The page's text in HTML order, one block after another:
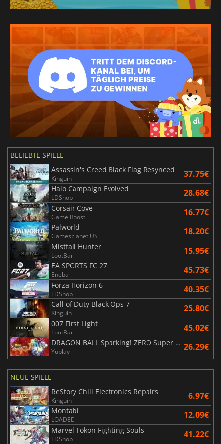
BELIEBTE SPIELE
Assassin's Creed Black Flag Resynced
Kinguin 37.75€
Halo Campaign Evolved
LDShop 28.68€
Corsair Cove
Game Boost 16.77€
Palworld
Gamesplanet US 18.20€
Mistfall Hunter
LootBar 15.95€
EA SPORTS FC 27
Eneba 45.73€
Forza Horizon 6
LDShop 40.35€
Call of Duty Black Ops 7
Kinguin 25.80€
007 First Light
LootBar 45.02€
DRAGON BALL Sparking! ZERO Super Limit Breaking NEO
Yuplay 26.29€
NEUE SPIELE
ReStory Chill Electronics Repairs
Kinguin 6.97€
Montabi
LOADED 12.09€
Marvel Tokon Fighting Souls
LDShop 41.22€